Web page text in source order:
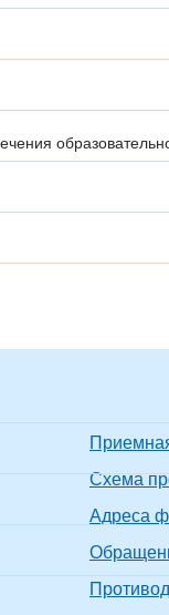
Схема
Адреса